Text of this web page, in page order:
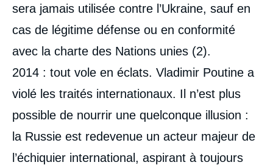
sera jamais utilisée contre l’Ukraine, sauf en
cas de légitime défense ou en conformité
avec la charte des Nations unies (2).
2014 : tout vole en éclats. Vladimir Poutine a
violé les traités internationaux. Il n’est plus
possible de nourrir une quelconque illusion :
la Russie est redevenue un acteur majeur de
l’échiquier international, aspirant à toujours